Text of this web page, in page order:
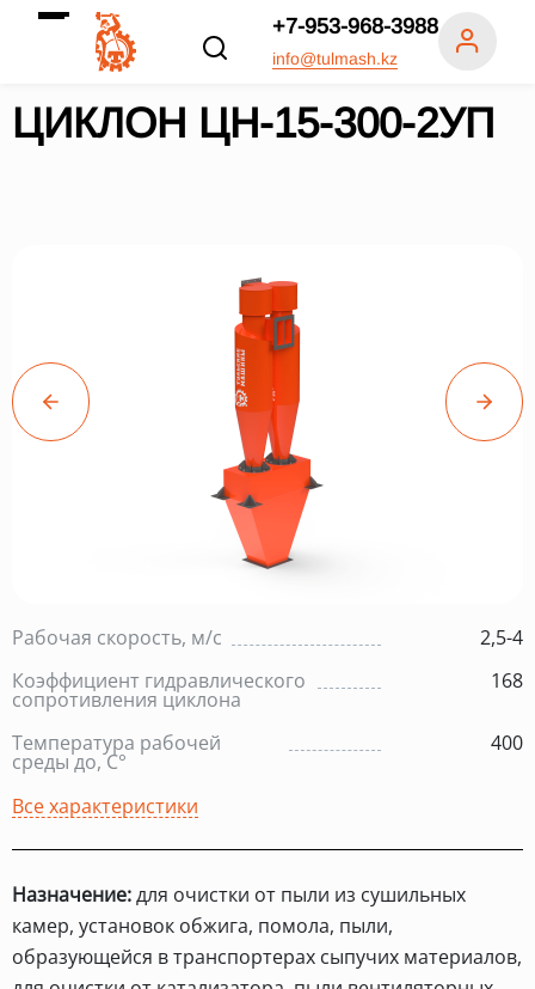
+7-953-968-3988
info@tulmash.kz
ЦИКЛОН ЦН-15-300-2УП
Рабочая скорость, м/с
2,5-4
Коэффициент гидравлического
сопротивления циклона
168
Температура рабочей
среды до, С°
400
Все характеристики
Назначение:для очистки от пыли из сушильных
камер, установок обжига, помола, пыли,
образующейся в транспортерах сыпучих материалов,